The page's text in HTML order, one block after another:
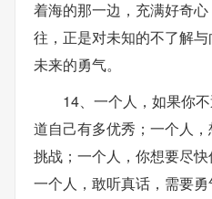
着海的那一边，充满好奇
往，正是对未知的不了解
未来的勇气。
14、一个人，如果你
道自己有多优秀；一个人
挑战；一个人，你想要尽
一个人，敢听真话，需要